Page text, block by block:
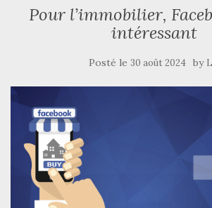
Pour l’immobilier,
intéressant
Posté le 30 août 2024 by L